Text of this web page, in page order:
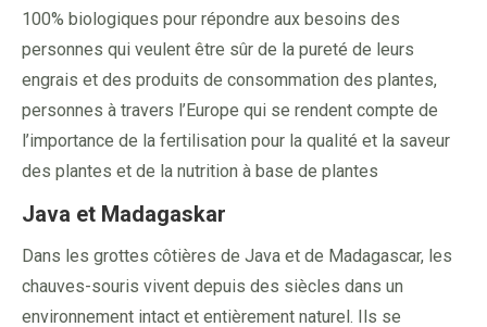
100% biologiques pour répondre aux besoins des
personnes qui veulent être sûr de la pureté de leurs
engrais et des produits de consommation des plantes,
personnes à travers l’Europe qui se rendent compte de
l’importance de la fertilisation pour la qualité et la saveur
des plantes et de la nutrition à base de plantes
Java et Madagaskar
Dans les grottes côtières de Java et de Madagascar, les
chauves-souris vivent depuis des siècles dans un
environnement intact et entièrement naturel. Ils se